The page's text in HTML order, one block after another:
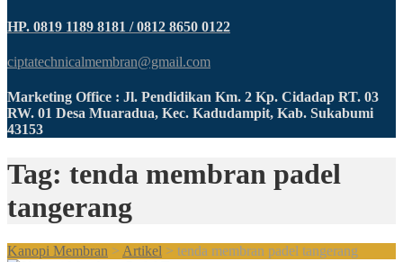
HP. 0819 1189 8181 / 0812 8650 0122
ciptatechnicalmembran@gmail.com
Marketing Office : Jl. Pendidikan Km. 2 Kp. Cidadap RT. 03
RW. 01 Desa Muaradua, Kec. Kadudampit, Kab. Sukabumi
43153
Tag: tenda membran padel
tangerang
Kanopi Membran > Artikel > tenda membran padel tangerang